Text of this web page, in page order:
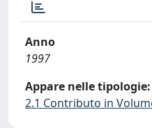
Anno
1997
Appare nelle tipologie:
2.1 Contributo in